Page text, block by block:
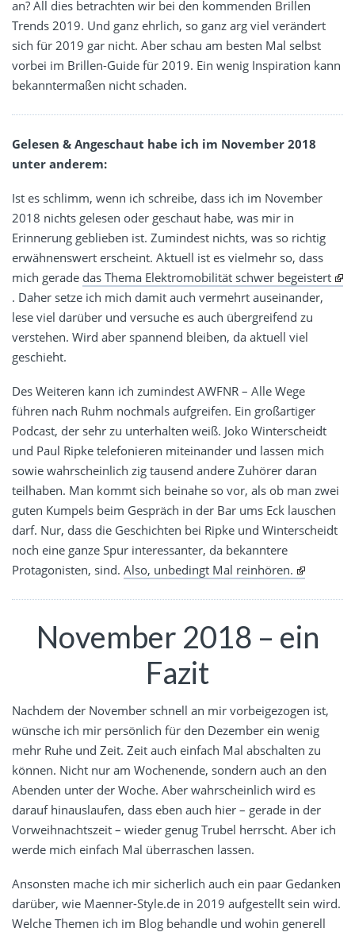
an? All dies betrachten wir bei den kommenden Brillen
Trends 2019. Und ganz ehrlich, so ganz arg viel verändert
sich für 2019 gar nicht. Aber schau am besten Mal selbst
vorbei im Brillen-Guide für 2019. Ein wenig Inspiration kann
bekanntermaßen nicht schaden.
Gelesen & Angeschaut habe ich im November 2018
unter anderem:
Ist es schlimm, wenn ich schreibe, dass ich im November
2018 nichts gelesen oder geschaut habe, was mir in
Erinnerung geblieben ist. Zumindest nichts, was so richtig
erwähnenswert erscheint. Aktuell ist es vielmehr so, dass
mich gerade das Thema Elektromobilität schwer begeistert
. Daher setze ich mich damit auch vermehrt auseinander,
lese viel darüber und versuche es auch übergreifend zu
verstehen. Wird aber spannend bleiben, da aktuell viel
geschieht.
Des Weiteren kann ich zumindest AWFNR – Alle Wege
führen nach Ruhm nochmals aufgreifen. Ein großartiger
Podcast, der sehr zu unterhalten weiß. Joko Winterscheidt
und Paul Ripke telefonieren miteinander und lassen mich
sowie wahrscheinlich zig tausend andere Zuhörer daran
teilhaben. Man kommt sich beinahe so vor, als ob man zwei
guten Kumpels beim Gespräch in der Bar ums Eck lauschen
darf. Nur, dass die Geschichten bei Ripke und Winterscheidt
noch eine ganze Spur interessanter, da bekanntere
Protagonisten, sind. Also, unbedingt Mal reinhören.
November 2018 – ein
Fazit
Nachdem der November schnell an mir vorbeigezogen ist,
wünsche ich mir persönlich für den Dezember ein wenig
mehr Ruhe und Zeit. Zeit auch einfach Mal abschalten zu
können. Nicht nur am Wochenende, sondern auch an den
Abenden unter der Woche. Aber wahrscheinlich wird es
darauf hinauslaufen, dass eben auch hier – gerade in der
Vorweihnachtszeit – wieder genug Trubel herrscht. Aber ich
werde mich einfach Mal überraschen lassen.
Ansonsten mache ich mir sicherlich auch ein paar Gedanken
darüber, wie Maenner-Style.de in 2019 aufgestellt sein wird.
Welche Themen ich im Blog behandle und wohin generell